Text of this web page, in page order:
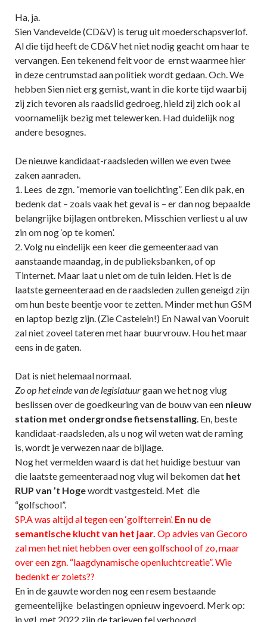
Ha, ja.
Sien Vandevelde (CD&V) is terug uit moederschapsverlof.
Al die tijd heeft de CD&V het niet nodig geacht om haar te
vervangen. Een tekenend feit voor de ernst waarmee hier
in deze centrumstad aan politiek wordt gedaan. Och. We
hebben Sien niet erg gemist, want in die korte tijd waarbij
zij zich tevoren als raadslid gedroeg, hield zij zich ook al
voornamelijk bezig met telewerken. Had duidelijk nog
andere besognes.
De nieuwe kandidaat-raadsleden willen we even twee
zaken aanraden.
1. Lees de zgn. “memorie van toelichting”. Een dik pak, en
bedenk dat – zoals vaak het geval is – er dan nog bepaalde
belangrijke bijlagen ontbreken. Misschien verliest u al uw
zin om nog ‘op te komen’.
2. Volg nu eindelijk een keer die gemeenteraad van
aanstaande maandag, in de publieksbanken, of op
Tinternet. Maar laat u niet om de tuin leiden. Het is de
laatste gemeenteraad en de raadsleden zullen geneigd zijn
om hun beste beentje voor te zetten. Minder met hun GSM
en laptop bezig zijn. (Zie Castelein!) En Nawal van Vooruit
zal niet zoveel tateren met haar buurvrouw. Hou het maar
eens in de gaten.
Dat is niet helemaal normaal.
Zo op het einde van de legislatuurgaan we het nog vlug
beslissen over de goedkeuring van de bouw van een nieuw
station met ondergrondse fietsenstalling. En, beste
kandidaat-raadsleden, als u nog wil weten wat de raming
is, wordt je verwezen naar de bijlage.
Nog het vermelden waard is dat het huidige bestuur van
die laatste gemeenteraad nog vlug wil bekomen dat het
RUP van ’t Hogewordt vastgesteld. Met die
“golfschool”.
SP.A was altijd al tegen een ‘golfterrein’. En nu de
semantische klucht van het jaar. Op advies van Gecoro
zal men het niet hebben over een golfschool of zo, maar
over een zgn. “laagdynamische openluchtcreatie”. Wie
bedenkt er zoiets??
En in de gauwte worden nog een resem bestaande
gemeentelijke belastingen opnieuw ingevoerd. Merk op:
in vgl. met 2022 zijn de tarieven fel verhoogd.